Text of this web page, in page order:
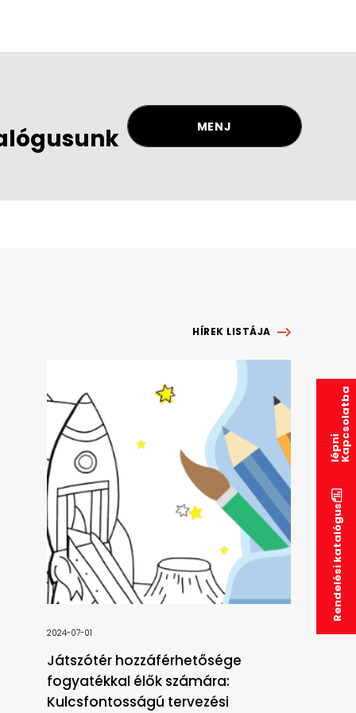
Rendelési katalógus
K
a
p
cs
o
l
a
t
b
a
l
é
p
n
i
MENJ
HÍREK LISTÁJA
2024-07-01
Játszótér hozzáférhetősége
fogyatékkal élők számára:
Kulcsfontosságú tervezési